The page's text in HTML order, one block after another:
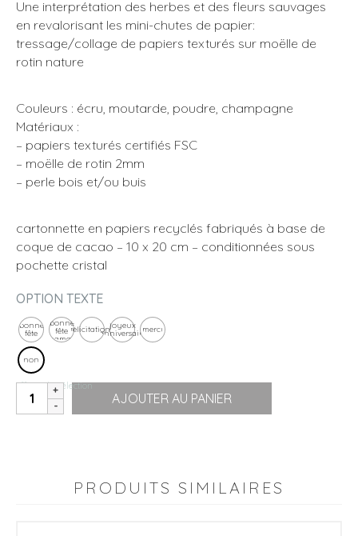
Une interprétation des herbes et des fleurs sauvages
en revalorisant les mini-chutes de papier:
tressage/collage de papiers texturés sur moëlle de
rotin nature
Couleurs : écru, moutarde, poudre, champagne
Matériaux :
– papiers texturés certifiés FSC
– moëlle de rotin 2mm
– perle bois et/ou buis
cartonnette en papiers recyclés fabriqués à base de
coque de cacao – 10 x 20 cm – conditionnées sous
pochette cristal
OPTION TEXTE
bonne
fête
bonne
fête
maman
félicitationsjoyeux
anniversairemerci
non
Effacer la sélection
quantité
AJOUTER AU PANIER
PRODUITS SIMILAIRES